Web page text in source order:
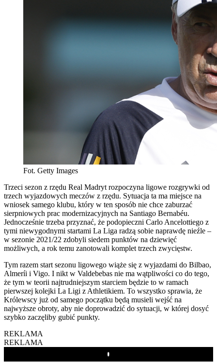
Fot. Getty Images
Trzeci sezon z rzędu Real Madryt rozpoczyna ligowe rozgrywki od
trzech wyjazdowych meczów z rzędu. Sytuacja ta ma miejsce na
wniosek samego klubu, który w ten sposób nie chce zaburzać
sierpniowych prac modernizacyjnych na Santiago Bernabéu.
Jednocześnie trzeba przyznać, że podopieczni Carlo Ancelottiego z
tymi niewygodnymi startami La Liga radzą sobie naprawdę nieźle –
w sezonie 2021/22 zdobyli siedem punktów na dziewięć
możliwych, a rok temu zanotowali komplet trzech zwycięstw.
Tym razem start sezonu ligowego wiąże się z wyjazdami do Bilbao,
Almeríi i Vigo. I nikt w Valdebebas nie ma wątpliwości co do tego,
że tym w teorii najtrudniejszym starciem będzie to w ramach
pierwszej kolejki La Ligi z Athletikiem. To wszystko sprawia, że
Królewscy już od samego początku będą musieli wejść na
najwyższe obroty, aby nie doprowadzić do sytuacji, w której dosyć
szybko zaczęliby gubić punkty.
REKLAMA
REKLAMA
Play